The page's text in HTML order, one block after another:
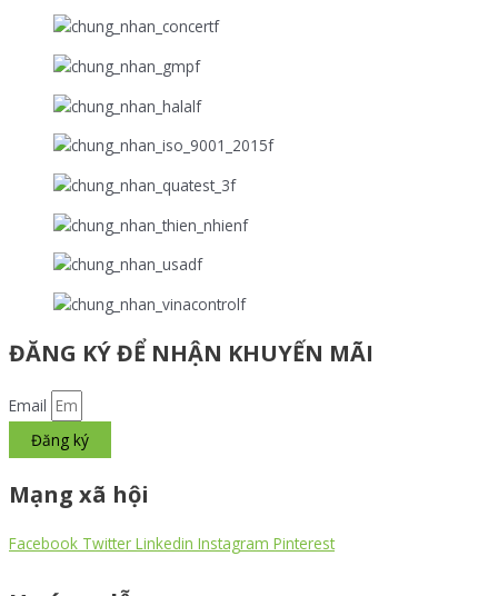
ĐĂNG KÝ ĐỂ NHẬN KHUYẾN MÃI
Email
Đăng ký
Mạng xã hội
Facebook Twitter Linkedin Instagram Pinterest